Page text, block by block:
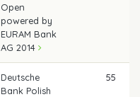
Open
powered by
EURAM Bank
AG 2014
Deutsche
Bank Polish
55